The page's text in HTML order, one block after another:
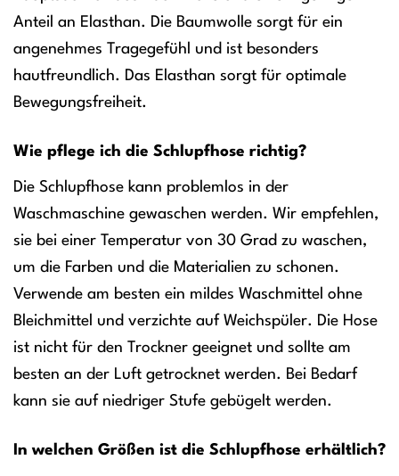
Anteil an Elasthan. Die Baumwolle sorgt für ein
angenehmes Tragegefühl und ist besonders
hautfreundlich. Das Elasthan sorgt für optimale
Bewegungsfreiheit.
Wie pflege ich die Schlupfhose richtig?
Die Schlupfhose kann problemlos in der
Waschmaschine gewaschen werden. Wir empfehlen,
sie bei einer Temperatur von 30 Grad zu waschen,
um die Farben und die Materialien zu schonen.
Verwende am besten ein mildes Waschmittel ohne
Bleichmittel und verzichte auf Weichspüler. Die Hose
ist nicht für den Trockner geeignet und sollte am
besten an der Luft getrocknet werden. Bei Bedarf
kann sie auf niedriger Stufe gebügelt werden.
In welchen Größen ist die Schlupfhose erhältlich?